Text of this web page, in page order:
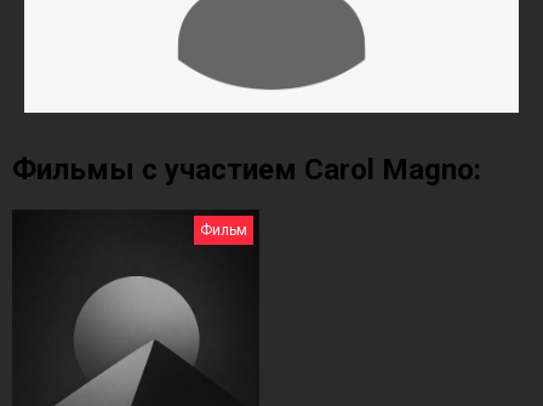
Фильмы с участием Carol Magno:
Фильм